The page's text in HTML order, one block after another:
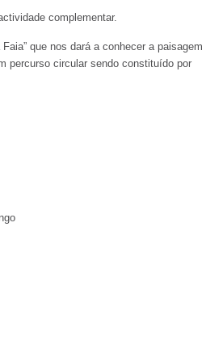
complementar.
que nos dará a conhecer a paisagem
percurso circular sendo constituído por